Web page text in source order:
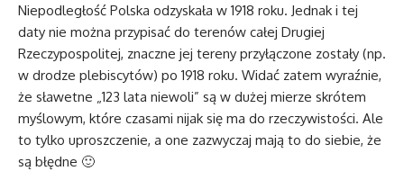
Niepodległość Polska odzyskała w 1918 roku. Jednak i tej
daty nie można przypisać do terenów całej Drugiej
Rzeczypospolitej, znaczne jej tereny przyłączone zostały (np.
w drodze plebiscytów) po 1918 roku. Widać zatem wyraźnie,
że sławetne „123 lata niewoli” są w dużej mierze skrótem
myślowym, które czasami nijak się ma do rzeczywistości. Ale
to tylko uproszczenie, a one zazwyczaj mają to do siebie, że
są błędne 🙂